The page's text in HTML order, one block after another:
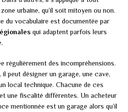
urbaine, qu’il soit mitoyen ou non.
du vocabulaire est documentée par
qui adaptent parfois leurs
régulièrement des incompréhensions.
peut désigner un garage, une cave,
local technique. Chacune de ces
une fiscalité différentes. Un acheteur
mentionnée est un garage alors qu’il